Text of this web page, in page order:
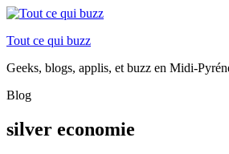
Tout ce qui buzz
Geeks, blogs, applis, et buzz en Midi-
Blog
silver economie